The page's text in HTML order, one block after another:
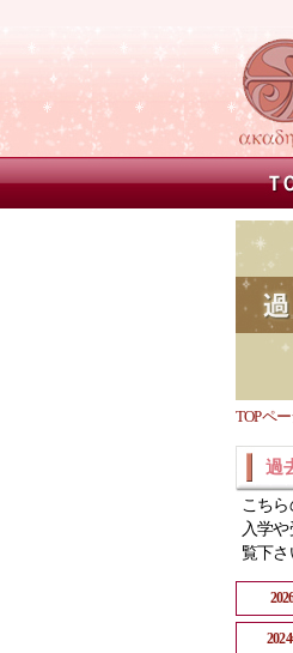
TOPペ
過
こちら
入学
覧下さ